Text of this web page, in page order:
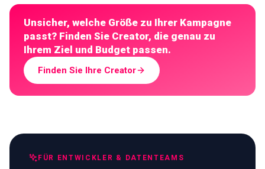
Unsicher, welche Größe zu Ihrer Kampagne
passt? Finden Sie Creator, die genau zu
Ihrem Ziel und Budget passen.
Finden Sie Ihre Creator
FÜR ENTWICKLER & DATENTEAMS